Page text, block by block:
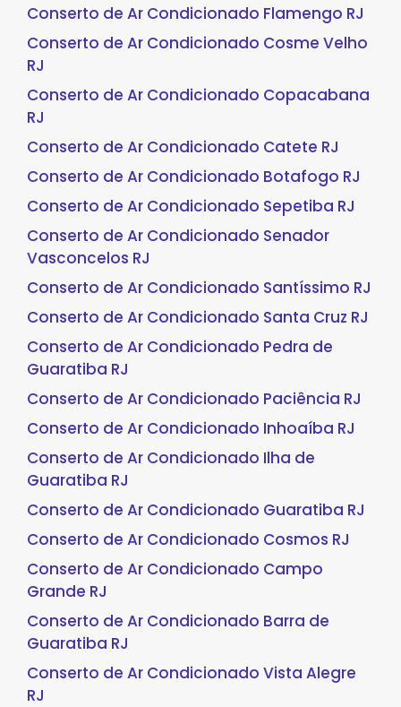
Conserto de Ar Condicionado Flamengo RJ
Conserto de Ar Condicionado Cosme Velho
RJ
Conserto de Ar Condicionado Copacabana
RJ
Conserto de Ar Condicionado Catete RJ
Conserto de Ar Condicionado Botafogo RJ
Conserto de Ar Condicionado Sepetiba RJ
Conserto de Ar Condicionado Senador
Vasconcelos RJ
Conserto de Ar Condicionado Santíssimo RJ
Conserto de Ar Condicionado Santa Cruz RJ
Conserto de Ar Condicionado Pedra de
Guaratiba RJ
Conserto de Ar Condicionado Paciência RJ
Conserto de Ar Condicionado Inhoaíba RJ
Conserto de Ar Condicionado Ilha de
Guaratiba RJ
Conserto de Ar Condicionado Guaratiba RJ
Conserto de Ar Condicionado Cosmos RJ
Conserto de Ar Condicionado Campo
Grande RJ
Conserto de Ar Condicionado Barra de
Guaratiba RJ
Conserto de Ar Condicionado Vista Alegre
RJ